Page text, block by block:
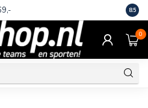
Eigen
8.5
0